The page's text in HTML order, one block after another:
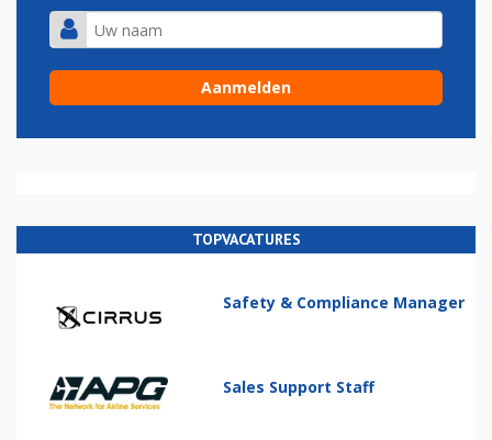
TOPVACATURES
Safety & Compliance Manager
Sales Support Staff